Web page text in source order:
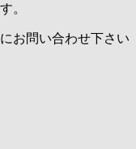
。
お問い合わせ下さい